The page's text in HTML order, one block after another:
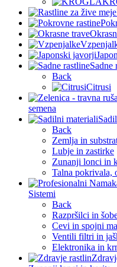
Sadne
Back
Citrusi
semena
Back
Zemlja in
Lubje in zastirke
Zunanji lonci in
Talna pokrivala,
Sistemi
Back
Razpršilci in
Cevi in spojni
Ventili filtri in
Elektronika in